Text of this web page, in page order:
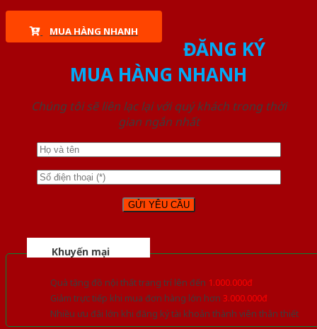
MUA HÀNG NHANH
ĐĂNG KÝ
MUA HÀNG NHANH
Chúng tôi sẽ liên lạc lại với quý khách trong thời
gian ngắn nhất
Khuyến mại
Quà tặng đồ nội thất trang trí lên đến 1.000.000đ
Giảm trực tiếp khi mua đơn hàng lớn hơn 3.000.000đ
Nhiều ưu đãi lớn khi đăng ký tài khoản thành viên thân thiết